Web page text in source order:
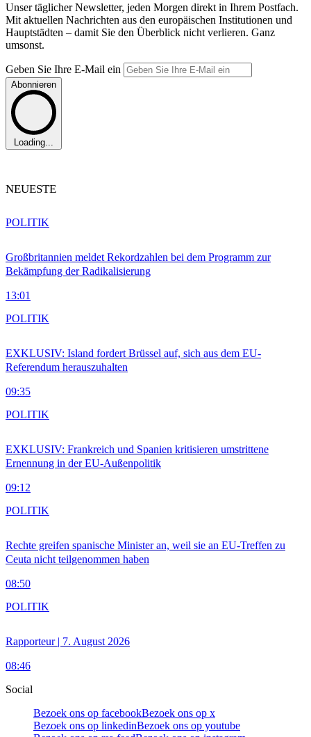
Unser täglicher Newsletter, jeden Morgen direkt in Ihrem Postfach.
Mit aktuellen Nachrichten aus den europäischen Institutionen und
Hauptstädten – damit Sie den Überblick nicht verlieren. Ganz
umsonst.
Geben Sie Ihre E-Mail ein
Abonnieren
Loading...
NEUESTE
Großbritannien meldet Rekordzahlen bei dem Programm zur
Bekämpfung der Radikalisierung
13:01
POLITIK
EXKLUSIV: Island fordert Brüssel auf, sich aus dem EU-
Referendum herauszuhalten
09:35
POLITIK
EXKLUSIV: Frankreich und Spanien kritisieren umstrittene
Ernennung in der EU-Außenpolitik
09:12
POLITIK
Rechte greifen spanische Minister an, weil sie an EU-Treffen zu
Ceuta nicht teilgenommen haben
08:50
POLITIK
Rapporteur | 7. August 2026
08:46
POLITIK
Social
Bezoek ons op facebookBezoek ons op x
Bezoek ons op linkedinBezoek ons op youtube